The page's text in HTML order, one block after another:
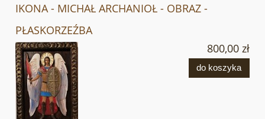
IKONA - MICHAŁ ARCHANIOŁ - OBRAZ -
PŁASKORZEŹBA
800,00 zł
do koszyka